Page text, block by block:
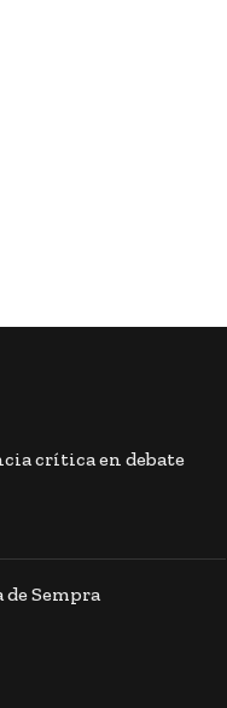
crítica en debate
Sempra